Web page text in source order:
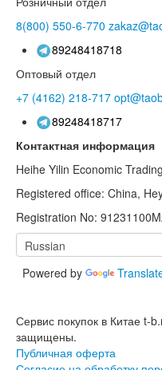
8(800) 550-6-770
89248418718
Оптовый отдел
+7 (4162) 218-717
89248418717
Контактная информация
Heihe Yilin Economic
Registered office: China,
Registration No:
Powered by
Сервис покупок в Китае t-
защищены.
Публичная оферта